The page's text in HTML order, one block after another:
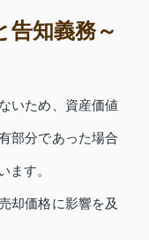
告知義務～
いため、資産価値
部分であった場合
ます。
却価格に影響を及